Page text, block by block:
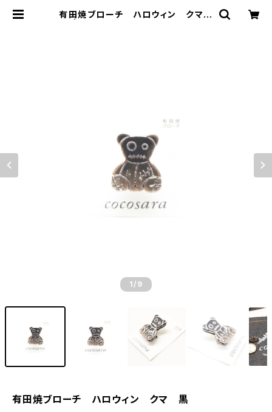
有田焼ブローチ ハロウィン クマ
1 /9
有田焼ブローチ ハロウィン クマ 黒